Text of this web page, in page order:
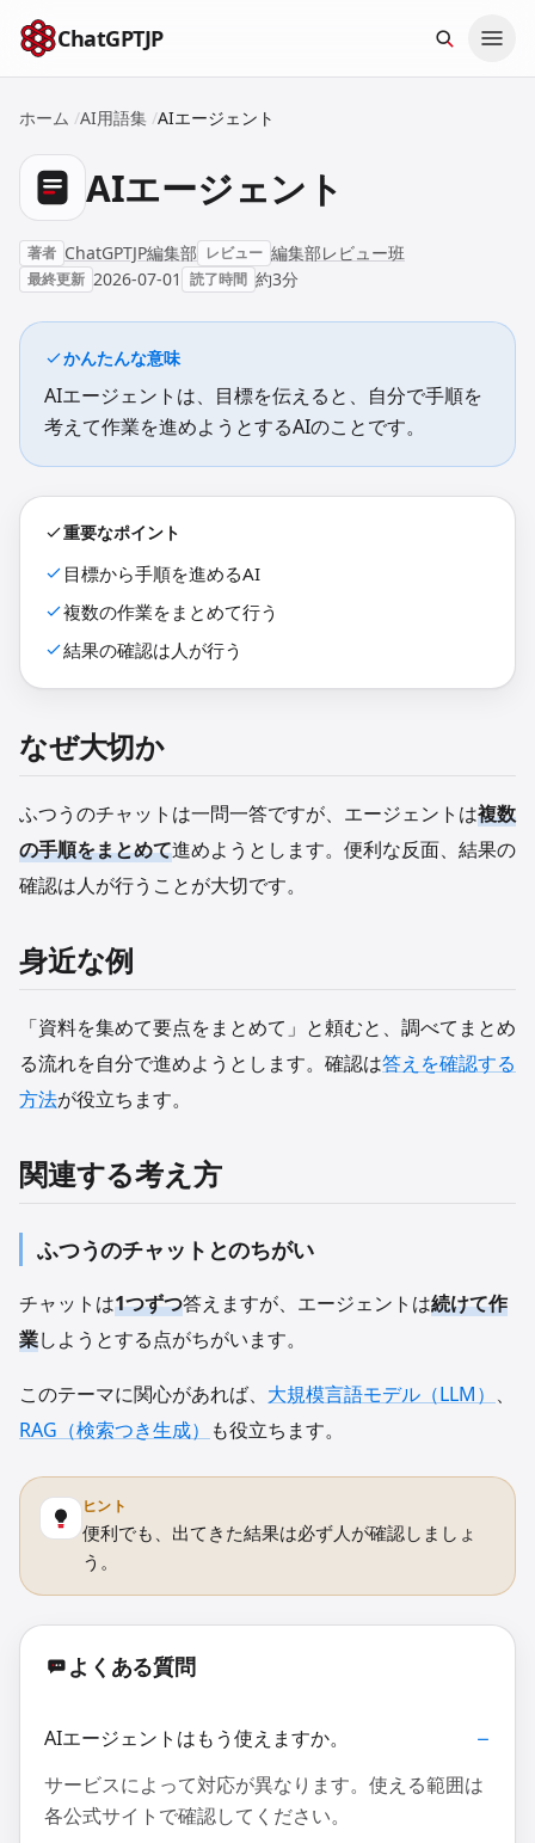
本文へスキップ
ChatGPTJP
ホーム /AI用語集 /AIエージェント
AIエージェント
著者 ChatGPTJP編集部 レビュー 編集部レビュー班
最終更新 2026-07-01 読了時間 約3分
かんたんな意味
AIエージェントは、目標を伝えると、自分で手順を
考えて作業を進めようとするAIのことです。
重要なポイント
目標から手順を進めるAI
複数の作業をまとめて行う
結果の確認は人が行う
なぜ大切か
ふつうのチャットは一問一答ですが、エージェントは複数
の手順をまとめて進めようとします。便利な反面、結果の
確認は人が行うことが大切です。
身近な例
「資料を集めて要点をまとめて」と頼むと、調べてまとめ
る流れを自分で進めようとします。確認は答えを確認する
方法が役立ちます。
関連する考え方
ふつうのチャットとのちがい
チャットは1つずつ答えますが、エージェントは続けて作
業しようとする点がちがいます。
このテーマに関心があれば、 大規模言語モデル（LLM） 、
RAG（検索つき生成） も役立ちます。
ヒント
便利でも、出てきた結果は必ず人が確認しましょ
う。
よくある質問
AIエージェントはもう使えますか。
サービスによって対応が異なります。使える範囲は
各公式サイトで確認してください。